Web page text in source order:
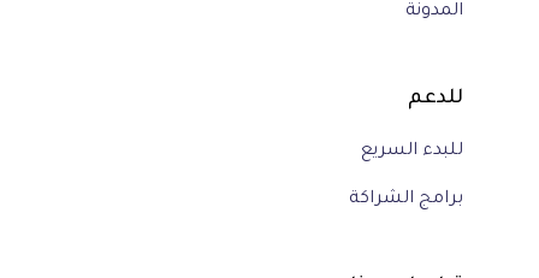
المدونة
للدعم
للبدء السريع
برامج الشراكة